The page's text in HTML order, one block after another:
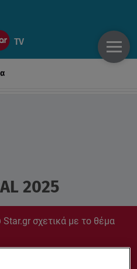
2025
σχετικά με το θέμα